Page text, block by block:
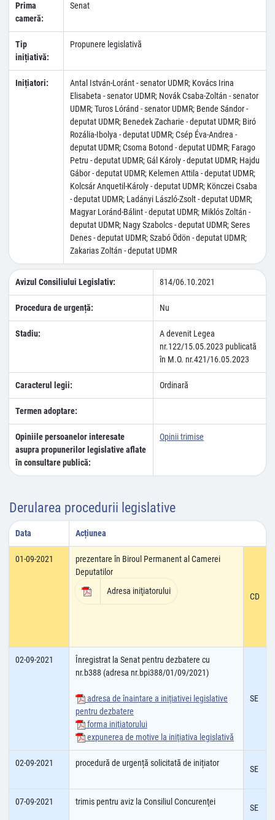
Prima
cameră:
Senat
Tip
inițiativă:
Propunere legislativă
Inițiatori:
Antal István-Loránt - senator UDMR; Kovács Irina
Elisabeta - senator UDMR; Novák Csaba-Zoltán - senator
UDMR; Turos Lóránd - senator UDMR; Bende Sándor -
deputat UDMR; Benedek Zacharie - deputat UDMR; Biró
Rozália-Ibolya - deputat UDMR; Csép Éva-Andrea -
deputat UDMR; Csoma Botond - deputat UDMR; Farago
Petru - deputat UDMR; Gál Károly - deputat UDMR; Hajdu
Gábor - deputat UDMR; Kelemen Attila - deputat UDMR;
Kolcsár Anquetil-Károly - deputat UDMR; Könczei Csaba
- deputat UDMR; Ladányi László-Zsolt - deputat UDMR;
Magyar Loránd-Bálint - deputat UDMR; Miklós Zoltán -
deputat UDMR; Nagy Szabolcs - deputat UDMR; Seres
Denes - deputat UDMR; Szabó Ödön - deputat UDMR;
Zakarias Zoltán - deputat UDMR
Avizul Consiliului Legislativ: 814/06.10.2021
Procedura de urgență: Nu
Stadiu:
A devenit Legea
nr.122/15.05.2023 publicatã
în M.O. nr.421/16.05.2023
Caracterul legii: Ordinară
Termen adoptare:
Opiniile persoanelor interesate
asupra propunerilor legislative aflate
în consultare publică:
Opinii trimise
Derularea procedurii legislative
Data Acțiunea
01-09-2021
prezentare în Biroul Permanent al Camerei
Deputatilor
Adresa iniţiatorului
CD
02-09-2021
Înregistrat la Senat pentru dezbatere cu
nr.b388 (adresa nr.bpi388/01/09/2021)
adresa de înaintare a iniţiativei legislative
pentru dezbatere
forma iniţiatorului
expunerea de motive la iniţiativa legislativă
SE
02-09-2021 procedură de urgență solicitată de inițiator
SE
07-09-2021 trimis pentru aviz la Consiliul Concurenţei
SE